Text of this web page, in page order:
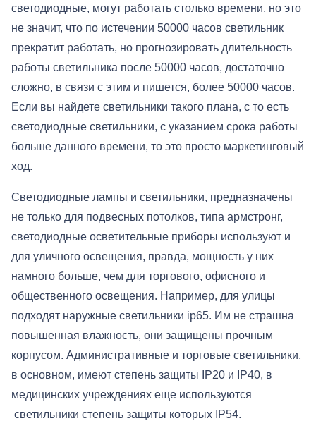
светодиодные, могут работать столько времени, но это
не значит, что по истечении 50000 часов светильник
прекратит работать, но прогнозировать длительность
работы светильника после 50000 часов, достаточно
сложно, в связи с этим и пишется, более 50000 часов.
Если вы найдете светильники такого плана, с то есть
светодиодные светильники, с указанием срока работы
больше данного времени, то это просто маркетинговый
ход.
Светодиодные лампы и светильники, предназначены
не только для подвесных потолков, типа армстронг,
светодиодные осветительные приборы используют и
для уличного освещения, правда, мощность у них
намного больше, чем для торгового, офисного и
общественного освещения. Например, для улицы
подходят наружные светильники ip65. Им не страшна
повышенная влажность, они защищены прочным
корпусом. Административные и торговые светильники,
в основном, имеют степень защиты IP20 и IP40, в
медицинских учреждениях еще используются
светильники степень защиты которых IP54.